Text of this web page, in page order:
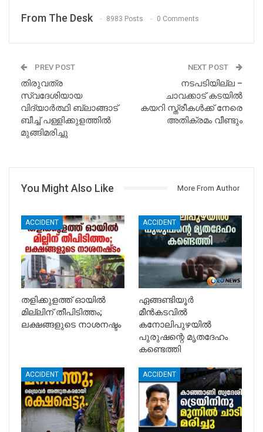
From The Desk 8983 Posts 0 Comments
PREV POST
തിരുവത്ര
സ്വദേശിയായ
വിദ്യാർത്ഥി ബ്ലാങ്ങാട്
ബീച്ച് പള്ളിക്കുളത്തിൽ
മുങ്ങിമരിച്ചു
NEXT POST
നടപടിയില്ല –
ചാവക്കാട് കടയിൽ
കയറി സ്ത്രീകൾക്ക് നേരെ
അതിക്രമം വീണ്ടും
You Might Also Like More From Author
ACCIDENT
തളിക്കുളത്ത് ഓയിൽ
മില്ലിന് തീപിടിത്തം;
ലക്ഷങ്ങളുടെ നാശനഷ്ടം
ACCIDENT
ഏങ്ങണ്ടിയൂർ
മീൻകടവിൽ
കനോലിപുഴയിൽ
പുരുഷന്റെ മൃതദേഹം
കണ്ടെത്തി
ACCIDENT ACCIDENT